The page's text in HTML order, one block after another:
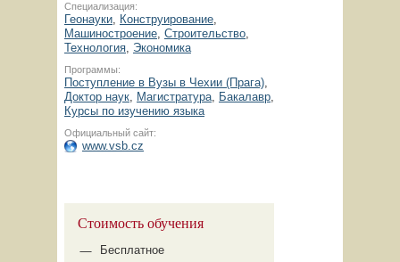
Специализация:
Геонауки, Конструирование,
Машиностроение, Строительство,
Технология, Экономика
Программы:
Поступление в Вузы в Чехии (Прага),
Доктор наук, Магистратура, Бакалавр,
Курсы по изучению языка
Официальный сайт:
www.vsb.cz
Стоимость обучения
Бесплатное